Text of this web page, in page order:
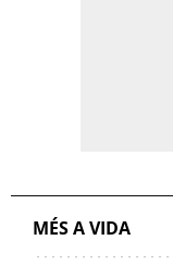
MÉS A VIDA